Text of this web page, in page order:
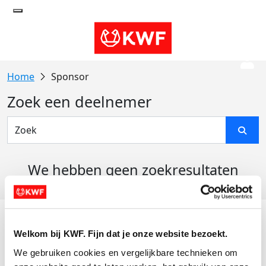
Welkom bij KWF. Fijn dat je onze website bezoekt.
We gebruiken cookies en vergelijkbare technieken om
Sponsor
Zoek een deelnemer
We hebben geen zoekresultaten
Actiematerialen
Evenementen